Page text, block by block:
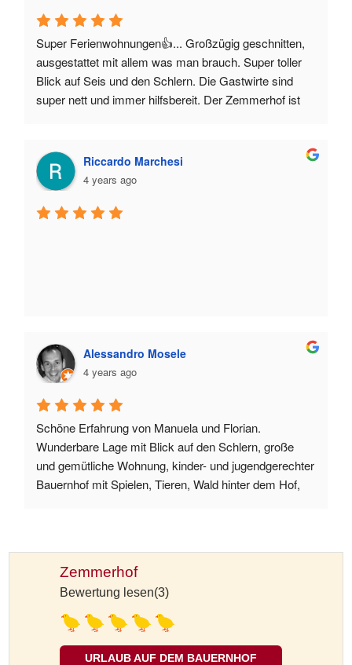
Super Ferienwohnungen👍... Großzügig geschnitten,
ausgestattet mit allem was man brauch. Super toller
Blick auf Seis und den Schlern. Die Gastwirte sind
super nett und immer hilfsbereit. Der Zemmerhof ist
Riccardo Marchesi
4 years ago
Alessandro Mosele
4 years ago
Schöne Erfahrung von Manuela und Florian.
Wunderbare Lage mit Blick auf den Schlern, große
und gemütliche Wohnung, kinder- und jugendgerechter
Bauernhof mit Spielen, Tieren, Wald hinter dem Hof,
Zemmerhof
Bewertung lesen(3)
URLAUB AUF DEM BAUERNHOF